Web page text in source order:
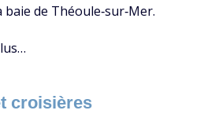
baie de Théoule‑sur‑Mer.
croisières